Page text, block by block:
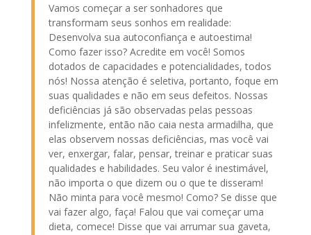
Vamos começar a ser sonhadores que
transformam seus sonhos em realidade:
Desenvolva sua autoconfiança e autoestima!
Como fazer isso? Acredite em você! Somos
dotados de capacidades e potencialidades, todos
nós! Nossa atenção é seletiva, portanto, foque em
suas qualidades e não em seus defeitos. Nossas
deficiências já são observadas pelas pessoas
infelizmente, então não caia nesta armadilha, que
elas observem nossas deficiências, mas você vai
ver, enxergar, falar, pensar, treinar e praticar suas
qualidades e habilidades. Seu valor é inestimável,
não importa o que dizem ou o que te disseram!
Não minta para você mesmo! Como? Se disse que
vai fazer algo, faça! Falou que vai começar uma
dieta, comece! Disse que vai arrumar sua gaveta,